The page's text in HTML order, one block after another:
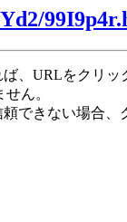
、URLをクリ
ん。
できない場合、